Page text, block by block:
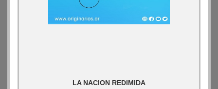
LA NACION REDIMIDA